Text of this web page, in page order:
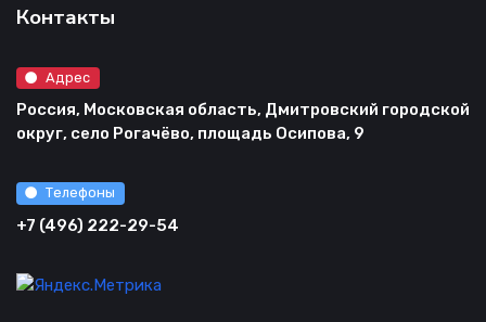
Контакты
Адрес
Россия, Московская область, Дмитровский городской
округ, село Рогачёво, площадь Осипова, 9
Телефоны
+7 (496) 222-29-54